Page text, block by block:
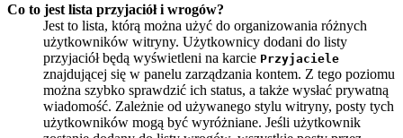
Co to jest lista przyjaciół i wrogów?
Jest to lista, którą można użyć do organizowania różnych
użytkowników witryny. Użytkownicy dodani do listy
przyjaciół będą wyświetleni na karcie Przyjaciele
znajdującej się w panelu zarządzania kontem. Z tego poziomu
można szybko sprawdzić ich status, a także wysłać prywatną
wiadomość. Zależnie od używanego stylu witryny, posty tych
użytkowników mogą być wyróżniane. Jeśli użytkownik